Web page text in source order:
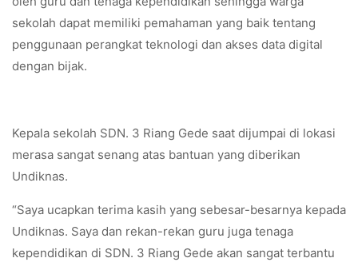
sekolah dapat memiliki pemahaman yang baik tentang
penggunaan perangkat teknologi dan akses data digital
dengan bijak.
Kepala sekolah SDN. 3 Riang Gede saat dijumpai di lokasi
merasa sangat senang atas bantuan yang diberikan
Undiknas.
“Saya ucapkan terima kasih yang sebesar-besarnya kepada
Undiknas. Saya dan rekan-rekan guru juga tenaga
kependidikan di SDN. 3 Riang Gede akan sangat terbantu